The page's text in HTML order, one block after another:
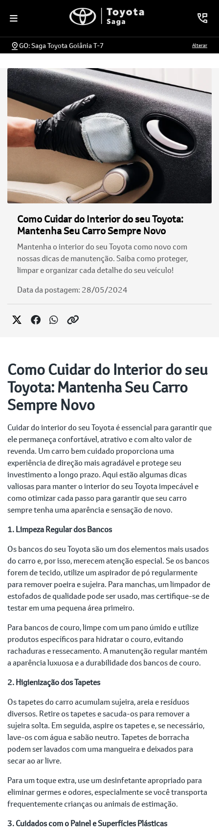
GO: Saga Toyota Goiânia T-7 Alterar
Como Cuidar do Interior do seu Toyota:
Mantenha Seu Carro Sempre Novo
Mantenha o interior do seu Toyota como novo com
nossas dicas de manutenção. Saiba como proteger,
limpar e organizar cada detalhe do seu veículo!
Data da postagem: 28/05/2024
Como Cuidar do Interior do seu
Toyota: Mantenha Seu Carro
Sempre Novo
Cuidar do interior do seu Toyota é essencial para garantir que
ele permaneça confortável, atrativo e com alto valor de
revenda. Um carro bem cuidado proporciona uma
experiência de direção mais agradável e protege seu
investimento a longo prazo. Aqui estão algumas dicas
valiosas para manter o interior do seu Toyota impecável e
como otimizar cada passo para garantir que seu carro
sempre tenha uma aparência e sensação de novo.
1. Limpeza Regular dos Bancos
Os bancos do seu Toyota são um dos elementos mais usados
do carro e, por isso, merecem atenção especial. Se os bancos
forem de tecido, utilize um aspirador de pó regularmente
para remover poeira e sujeira. Para manchas, um limpador de
estofados de qualidade pode ser usado, mas certifique-se de
testar em uma pequena área primeiro.
Para bancos de couro, limpe com um pano úmido e utilize
produtos específicos para hidratar o couro, evitando
rachaduras e ressecamento. A manutenção regular mantém
a aparência luxuosa e a durabilidade dos bancos de couro.
2. Higienização dos Tapetes
Os tapetes do carro acumulam sujeira, areia e resíduos
diversos. Retire os tapetes e sacuda-os para remover a
sujeira solta. Em seguida, aspire os tapetes e, se necessário,
lave-os com água e sabão neutro. Tapetes de borracha
podem ser lavados com uma mangueira e deixados para
secar ao ar livre.
Para um toque extra, use um desinfetante apropriado para
eliminar germes e odores, especialmente se você transporta
frequentemente crianças ou animais de estimação.
3. Cuidados com o Painel e Superfícies Plásticas